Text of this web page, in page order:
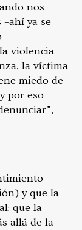
nos
ya se
violencia
la víctima
miedo de
por eso
y que la
que la
allá de la